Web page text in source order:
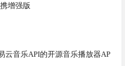
增强版
云音乐API的开源音乐播放器AP